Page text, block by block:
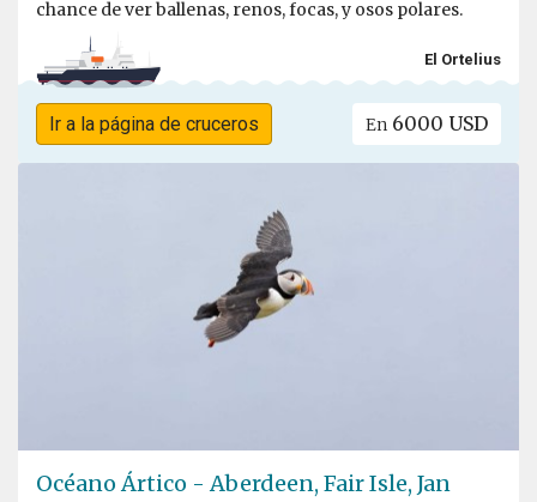
chance de ver ballenas, renos, focas, y osos polares.
El Ortelius
Ir a la página de cruceros En 6000 USD
Océano Ártico - Aberdeen, Fair Isle, Jan